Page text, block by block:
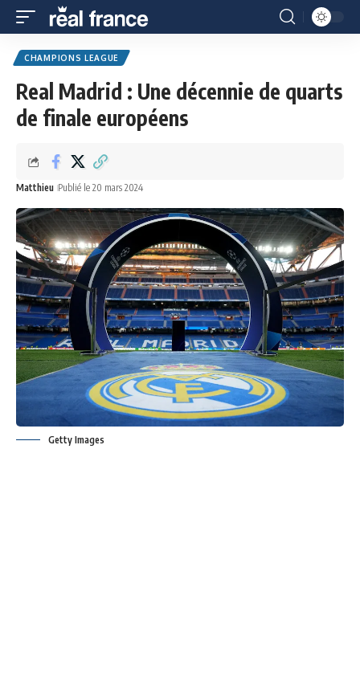
CHAMPIONS LEAGUE
Real Madrid : Une décennie de quarts
de finale européens
Matthieu Publié le 20 mars 2024
Getty Images